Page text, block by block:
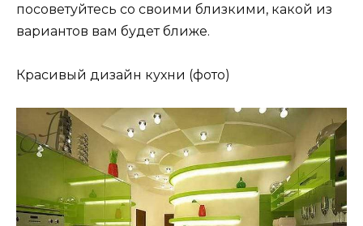
посоветуйтесь со своими близкими, какой из
вариантов вам будет ближе.
Красивый дизайн кухни (фото)